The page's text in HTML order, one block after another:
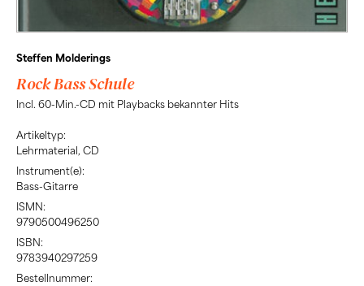
Steffen Molderings
Rock Bass Schule
Incl. 60-Min.-CD mit Playbacks bekannter Hits
Artikeltyp:
Lehrmaterial, CD
Instrument(e):
Bass-Gitarre
ISMN:
9790500496250
ISBN:
9783940297259
Bestellnummer: